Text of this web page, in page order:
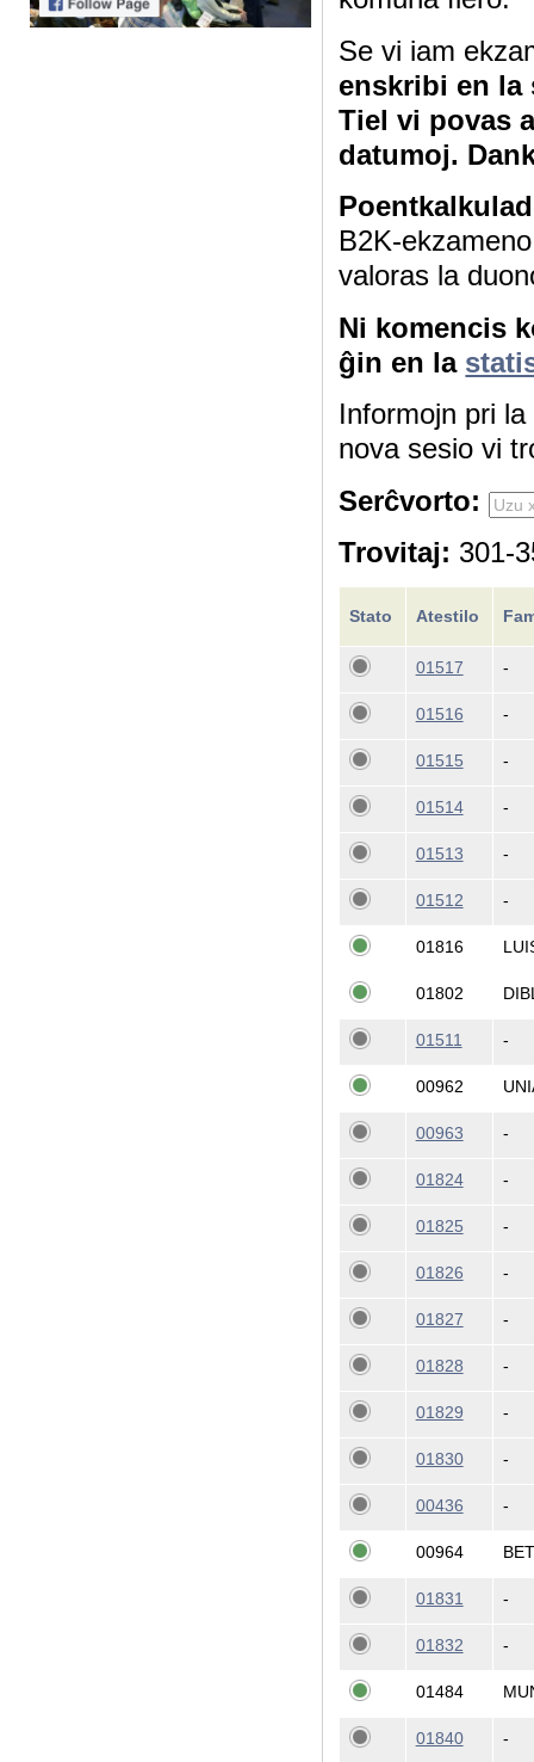
Se vi iam
enskribi en la
Tiel vi povas
datumoj.
B2K-
valoras la
Ni komencis
ĝin en la
Informojn pri
nova sesio vi
Serĉvorto:
Trovitaj: 301-
Stato Atestilo
01517 -
01516 -
01515 -
01514 -
01513 -
01512 -
01816
01802
01511 -
00962
00963 -
01824 -
01825 -
01826 -
01827 -
01828 -
01829 -
01830 -
00436 -
00964
01831 -
01832 -
01484
01840 -